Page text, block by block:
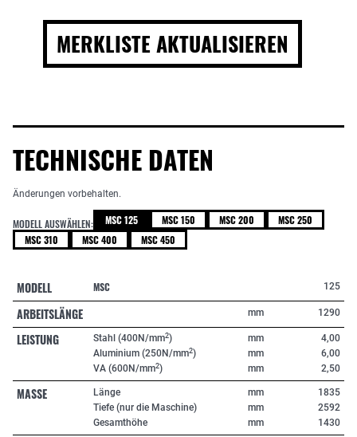
MERKLISTE AKTUALISIEREN
TECHNISCHE DATEN
Änderungen vorbehalten.
MODELL AUSWÄHLEN: MSC 125 MSC 150 MSC 200
MSC 250
MSC 310
MSC 400 MSC 450
MODELL MSC 125
ARBEITSLÄNGE mm 1290
LEISTUNG Stahl (400N/mm2)
Aluminium (250N/mm2)
VA (600N/mm2)
mm
mm
mm
4,00
6,00
2,50
MASSE
Länge
Tiefe (nur die Maschine)
Gesamthöhe
mm
mm
mm
1835
2592
1430